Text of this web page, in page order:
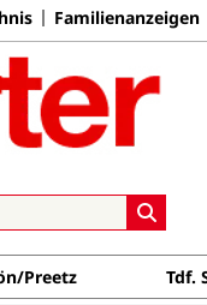
Familienanzeigen
Preetz Tdf.